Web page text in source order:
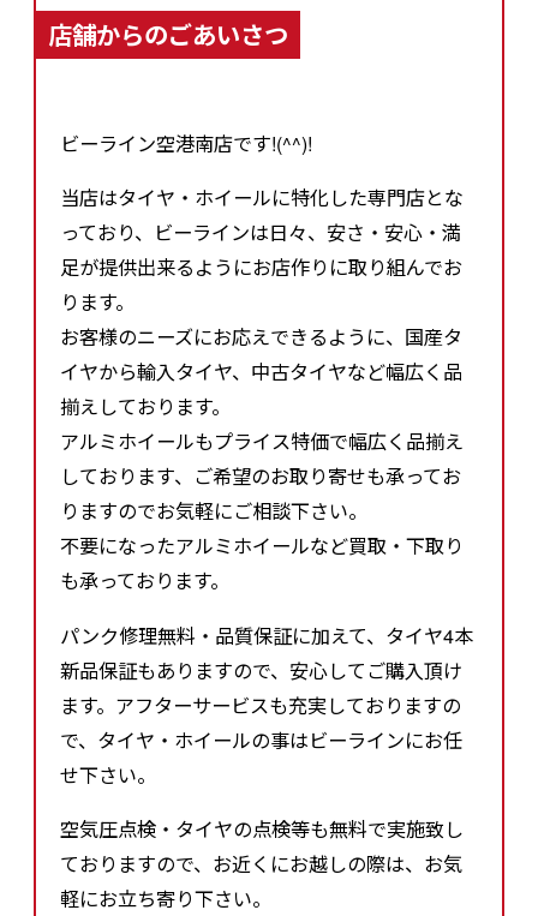
店舗からのごあいさつ
ビーライン空港南店です!(^^)!
当店はタイヤ・ホイールに特化した専門店とな
っており、ビーラインは日々、安さ・安心・満
足が提供出来るようにお店作りに取り組んでお
ります。
お客様のニーズにお応えできるように、国産タ
イヤから輸入タイヤ、中古タイヤなど幅広く品
揃えしております。
アルミホイールもプライス特価で幅広く品揃え
しております、ご希望のお取り寄せも承ってお
りますのでお気軽にご相談下さい。
不要になったアルミホイールなど買取・下取り
も承っております。
パンク修理無料・品質保証に加えて、タイヤ4本
新品保証もありますので、安心してご購入頂け
ます。アフターサービスも充実しておりますの
で、タイヤ・ホイールの事はビーラインにお任
せ下さい。
空気圧点検・タイヤの点検等も無料で実施致し
ておりますので、お近くにお越しの際は、お気
軽にお立ち寄り下さい。